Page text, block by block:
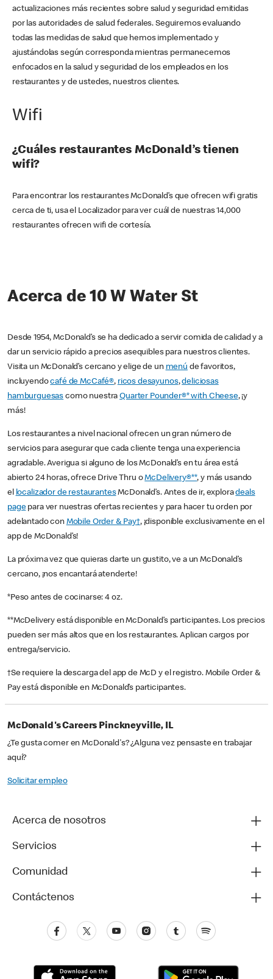
actualizaciones más recientes sobre salud y seguridad emitidas
por las autoridades de salud federales. Seguiremos evaluando
todas las medidas de salud que hemos implementado y
ajustándolas según corresponda mientras permanecemos
enfocados en la salud y seguridad de los empleados en los
restaurantes y de ustedes, nuestros clientes.
Wifi
¿Cuáles restaurantes McDonald’s tienen
wifi?
Para encontrar los restaurantes McDonald’s que ofrecen wifi gratis
cerca de ti, usa el Localizador para ver cuál de nuestras 14,000
restaurantes ofrecen wifi de cortesía.
Acerca de 10 W Water St
Desde 1954, McDonald’s se ha dedicado a servir comida de calidad y a
dar un servicio rápido a precios asequibles para nuestros clientes.
Visita un McDonald’s cercano y elige de un menú de favoritos,
incluyendocafé de McCafé®, ricos desayunos,deliciosas
hamburguesas como nuestraQuarter Pounder®* with Cheese, ¡y
más!
Los restaurantes a nivel nacional ofrecen un gran número de
servicios para asegurar que cada cliente tenga una experiencia
agradable. Averigua si alguno de los McDonald’s en tu área está
abierto 24 horas, ofrece Drive Thru oMcDelivery®**, y más usando
el localizador de restaurantesMcDonald’s. Antes de ir, exploradeals
pagepara ver nuestras ofertas recientes y para hacer tu orden por
adelantado con Mobile Order & Pay†, ¡disponible exclusivamente en el
app de McDonald’s!
La próxima vez que quieras darte un gustito, ve a un McDonald’s
cercano, ¡nos encantará atenderte!
*Peso antes de cocinarse: 4 oz.
**McDelivery está disponible en McDonald’s participantes. Los precios
pueden ser más altos que en los restaurantes. Aplican cargos por
entrega/servicio.
†Se requiere la descarga del app de McD y el registro. Mobile Order &
Pay está disponible en McDonald’s participantes.
McDonald's Careers Pinckneyville, IL
¿Te gusta comer en McDonald's? ¿Alguna vez pensaste en trabajar
aquí?
Solicitar empleo
Acerca de nosotros
Servicios
Comunidad
Contáctenos